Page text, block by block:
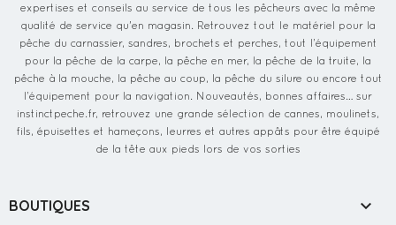
expertises et conseils au service de tous les pêcheurs avec la même
qualité de service qu'en magasin. Retrouvez tout le matériel pour la
pêche du carnassier, sandres, brochets et perches, tout l’équipement
pour la pêche de la carpe, la pêche en mer, la pêche de la truite, la
pêche à la mouche, la pêche au coup, la pêche du silure ou encore tout
l’équipement pour la navigation. Nouveautés, bonnes affaires… sur
instinctpeche.fr, retrouvez une grande sélection de cannes, moulinets,
fils, épuisettes et hameçons, leurres et autres appâts pour être équipé
de la tête aux pieds lors de vos sorties
BOUTIQUES 